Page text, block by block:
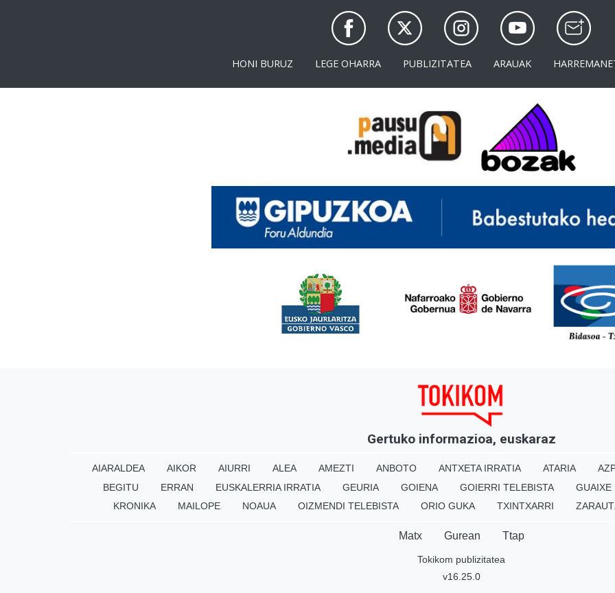
HONI BURUZ LEGE OHARRA PUBLIZITATEA ARAUAK
Gertuko informazioa, euskaraz
AIARALDEA AIKOR AIURRI ALEA AMEZTI ANBOTO ANTXETA IRRATIA ATARIA
BEGITU
ERRAN EUSKALERRIA IRRATIA GEURIA GOIENA GOIERRI TELEBISTA GUAIXE
KRONIKA
MAILOPE NOAUA OIZMENDI TELEBISTA ORIO GUKA TXINTXARRI
Matx Gurean Ttap
Tokikom publizitatea
v16.25.0